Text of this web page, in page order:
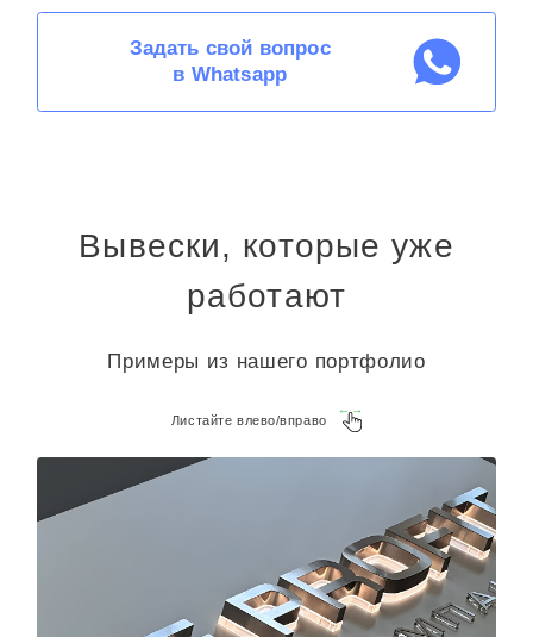
Задать свой вопрос
в Whatsapp
Вывески, которые уже
работают
Примеры из нашего портфолио
Листайте влево/вправо